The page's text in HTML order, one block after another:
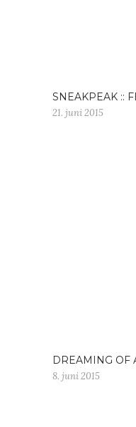
SNEAKPEAK ::
21. juni 2015
DREAMING OF
8. juni 2015